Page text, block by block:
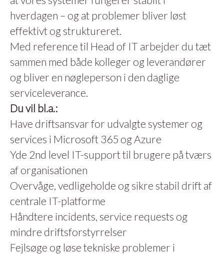
hverdagen – og at problemer bliver løst
effektivt og struktureret.
Med reference til Head of IT arbejder du tæt
sammen med både kolleger og leverandører
og bliver en nøgleperson i den daglige
serviceleverance.
Du vil bl.a.:
Have driftsansvar for udvalgte systemer og
services i Microsoft 365 og Azure
Yde 2nd level IT-support til brugere på tværs
af organisationen
Overvåge, vedligeholde og sikre stabil drift af
centrale IT-platforme
Håndtere incidents, service requests og
mindre driftsforstyrrelser
Fejlsøge og løse tekniske problemer i